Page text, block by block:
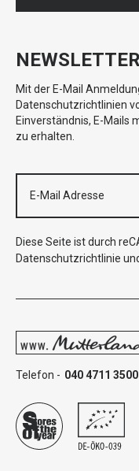
Mit der E-Mail
Datenschutzrichtlinien
Einverständnis, E-Mails
zu erhalten.
Diese Seite ist durch
Datenschutzrichtlinie
Telefon - 040 4711 3500